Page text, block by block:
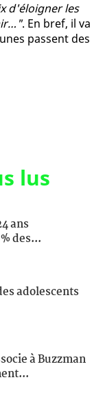
d'éloigner les
. En bref, il va
passent des
lus
ans
des...
adolescents
à Buzzman